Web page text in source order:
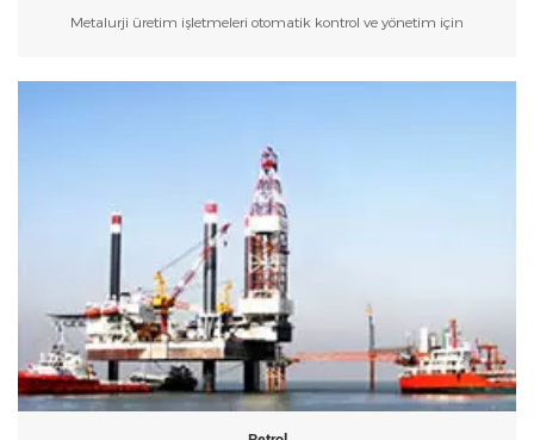
Metalurji üretim işletmeleri otomatik kontrol ve yönetim için
sistemi) yanı sıra su temini, elektrik, ısı, oksijen ve gaz. Modern metalurji
işletmeleri, üretim süreci kontrolünü ve üretim yönetimini birleşik bir
bütün halinde entegre etmek için bilgisayarları kullanıyor ve bu da
otomasyon düzeyini büyük ölçüde artırıyor.1950'li yıllarda metalurjik
üretim proses kontrolünde sıralı kontrolörler ve analog regülatörler
kullanılmaya başlandı. 1960'larda Birleşik Krallık ilk tamamen
bilgisayarlı sıcak haddelenmiş şerit tesisini kurdu. 1970'lerde mikro
bilgisayarların yaygınlaşmasıyla birlikte metalurji işletmeleri de
bilgisayarlı kontrol ve yönetim sistemlerini kurmak için bilgisayarları
kullanmaya başladı. Metalurjik otomasyonun gerçekleştirilmesi, işgücü
verimliliğini ve ürün kalitesini büyük ölçüde artırabilir, işletme
sermayesinin kullanımını azaltabilir, çalışma koşullarını iyileştirebilir ve
yüksek ekonomik faydalar sağlayabilir.